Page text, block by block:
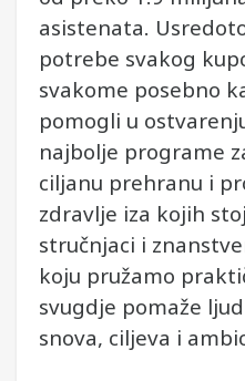
asistenata.
potrebe svakog
svakome posebno
pomogli u
najbolje programe
ciljanu prehranu i
zdravlje iza kojih
stručnjaci i
koju pružamo
svugdje pomaže
snova, ciljeva i